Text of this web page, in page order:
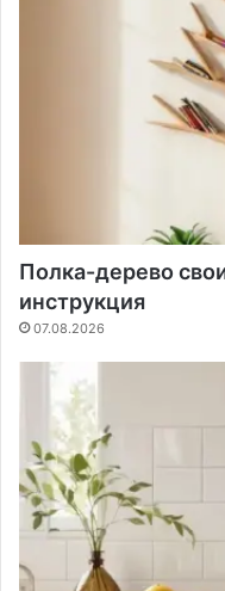
Полка-дерево
инструкция
07.08.2026